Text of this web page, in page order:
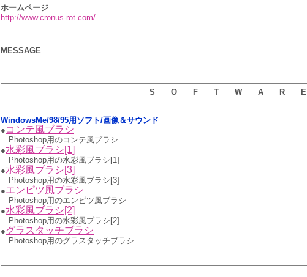
ホームページ
http://www.cronus-rot.com/
MESSAGE
S O F T W A R E
WindowsMe/98/95用ソフト/画像＆サウンド
● コンテ風ブラシ
Photoshop用のコンテ風ブラシ
●水彩風ブラシ[1]
Photoshop用の水彩風ブラシ[1]
●水彩風ブラシ[3]
Photoshop用の水彩風ブラシ[3]
●エンピツ風ブラシ
Photoshop用のエンピツ風ブラシ
●水彩風ブラシ[2]
Photoshop用の水彩風ブラシ[2]
●グラスタッチブラシ
Photoshop用のグラスタッチブラシ